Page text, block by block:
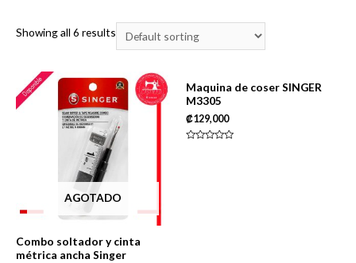
Showing all 6 results
AGOTADO
Combo soltador y cinta
métrica ancha Singer
Maquina de coser SINGER
M3305
₡129,000